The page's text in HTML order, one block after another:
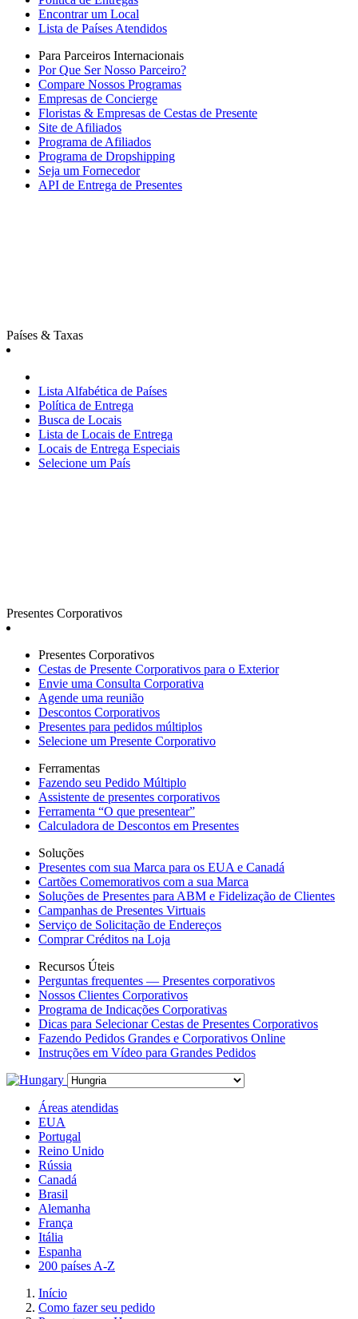
Encontrar um Local
Lista de Países Atendidos
Para Parceiros Internacionais
Por Que Ser Nosso Parceiro?
Compare Nossos Programas
Empresas de Concierge
Floristas & Empresas de Cestas de Presente
Site de Afiliados
Programa de Afiliados
Programa de Dropshipping
Seja um Fornecedor
API de Entrega de Presentes
Países & Taxas
Lista Alfabética de Países
Política de Entrega
Busca de Locais
Lista de Locais de Entrega
Locais de Entrega Especiais
Selecione um País
Presentes Corporativos
Presentes Corporativos
Cestas de Presente Corporativos para o Exterior
Envie uma Consulta Corporativa
Agende uma reunião
Descontos Corporativos
Presentes para pedidos múltiplos
Selecione um Presente Corporativo
Ferramentas
Fazendo seu Pedido Múltiplo
Assistente de presentes corporativos
Ferramenta “O que presentear”
Calculadora de Descontos em Presentes
Soluções
Presentes com sua Marca para os EUA e Canadá
Cartões Comemorativos com a sua Marca
Soluções de Presentes para ABM e Fidelização de Clientes
Campanhas de Presentes Virtuais
Serviço de Solicitação de Endereços
Comprar Créditos na Loja
Recursos Úteis
Perguntas frequentes — Presentes corporativos
Nossos Clientes Corporativos
Programa de Indicações Corporativas
Dicas para Selecionar Cestas de Presentes Corporativos
Fazendo Pedidos Grandes e Corporativos Online
Instruções em Vídeo para Grandes Pedidos
Áreas atendidas
EUA
Portugal
Reino Unido
Rússia
Canadá
Brasil
Alemanha
França
Itália
Espanha
200 países A-Z
Início
Como fazer seu pedido